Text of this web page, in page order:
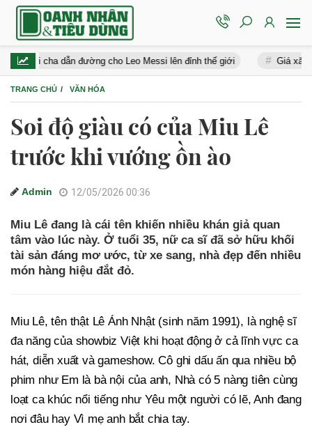
dẫn đường cho Leo Messi lên đỉnh thế giới Giá xăng dầu
TRANG CHỦ VĂN HÓA
Soi độ giàu có của Miu Lê
trước khi vướng ồn ào
Admin 12/05/2026 00:36
Miu Lê đang là cái tên khiến nhiều khán giả quan
tâm vào lúc này. Ở tuổi 35, nữ ca sĩ đã sở hữu khối
tài sản đáng mơ ước, từ xe sang, nhà đẹp đến nhiều
món hàng hiệu đắt đỏ.
Miu Lê, tên thật Lê Ánh Nhật (sinh năm 1991), là nghệ sĩ
đa năng của showbiz Việt khi hoạt động ở cả lĩnh vực ca
hát, diễn xuất và gameshow. Cô ghi dấu ấn qua nhiều bộ
phim như Em là bà nội của anh, Nhà có 5 nàng tiên cùng
loạt ca khúc nổi tiếng như Yêu một người có lẽ, Anh đang
nơi đâu hay Vì mẹ anh bắt chia tay.